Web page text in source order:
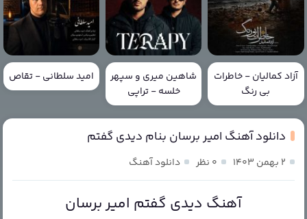
آزاد کمالیان - خاطرات
بی رنگ
شاهین میری و سپهر
خلسه - تراپی
امید سلطانی - تقاص
دانلود آهنگ امیر برسان بنام دیدی گفتم
۲ بهمن ۱۴۰۳ ۰ نظر دانلود آهنگ
آهنگ دیدی گفتم امیر برسان